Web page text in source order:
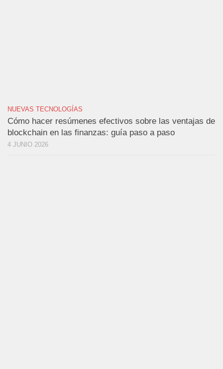
NUEVAS TECNOLOGÍAS
Cómo hacer resúmenes efectivos sobre las ventajas de
blockchain en las finanzas: guía paso a paso
4 JUNIO 2026